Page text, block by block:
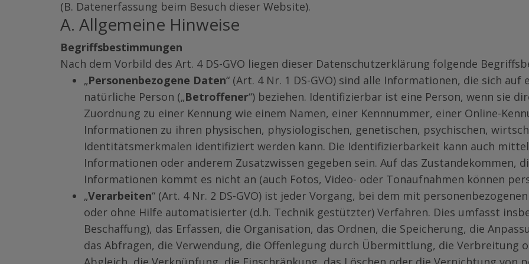
(B. Datenerfassung beim Besuch dieser Website).
A. Allgemeine Hinweise
Begriffsbestimmungen
Nach dem Vorbild des Art. 4 DS-GVO liegen dieser Datenschutzerklärung folgende
„Personenbezogene Daten“ (Art. 4 Nr. 1 DS-GVO) sind alle Informationen, die sich
natürliche Person („Betroffener“) beziehen. Identifizierbar ist eine Person, wenn sie
Zuordnung zu einer Kennung wie einem Namen, einer Kennnummer, einer Online-
Informationen zu ihren physischen, physiologischen, genetischen, psychischen,
Identitätsmerkmalen identifiziert werden kann. Die Identifizierbarkeit kann auch
Informationen oder anderem Zusatzwissen gegeben sein. Auf das Zustandekommen,
Informationen kommt es nicht an (auch Fotos, Video- oder Tonaufnahmen können
„Verarbeiten“ (Art. 4 Nr. 2 DS-GVO) ist jeder Vorgang, bei dem mit
oder ohne Hilfe automatisierter (d.h. Technik gestützter) Verfahren. Dies umfasst
Beschaffung), das Erfassen, die Organisation, das Ordnen, die Speicherung, die
das Abfragen, die Verwendung, die Offenlegung durch Übermittlung, die Verbreitung